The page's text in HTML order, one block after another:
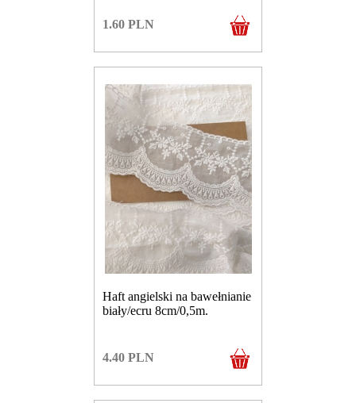
1.60 PLN
Haft angielski na bawełnianie
biały/ecru 8cm/0,5m.
4.40 PLN